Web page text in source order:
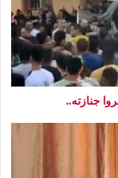
جنازته..